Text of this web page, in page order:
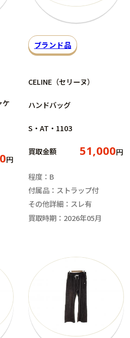
ケ
円
ブランド品
CELINE（セリーヌ）
ハンドバッグ
S・AT・1103
買取金額 51,000円
程度：B
付属品：ストラップ付
その他詳細：スレ有
買取時期：2026年05月